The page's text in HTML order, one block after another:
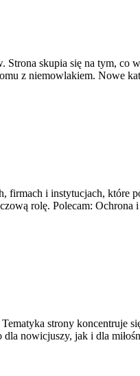
skupia się na tym, co
z niemowlakiem. Nowe
firmach i instytucjach, które
rolę. Polecam:
strony koncentruje
nowicjuszy, jak i dla